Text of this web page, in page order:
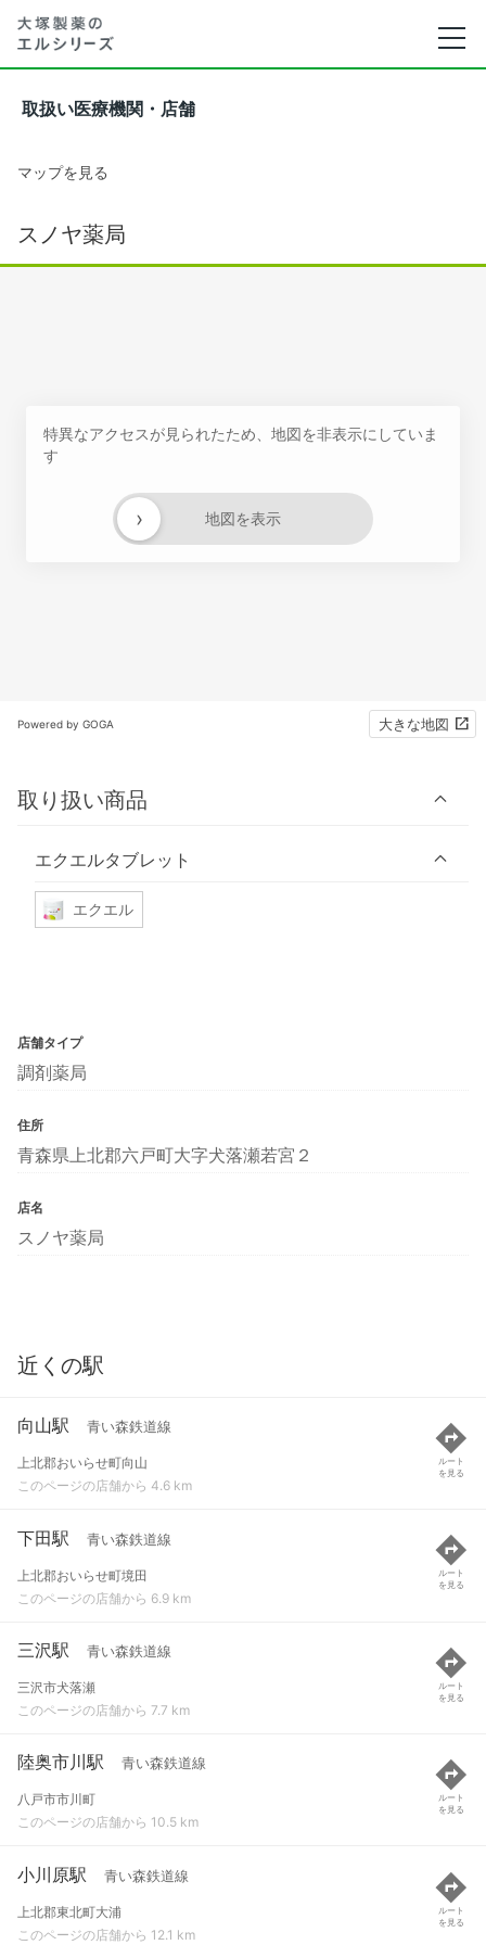
取扱い医療機関・店舗
マップを見る
スノヤ薬局
特異なアクセスが見られたため、地図を非表示にしていま
す
地図を表示
›
Powered by GOGA 大きな地図
取り扱い商品
エクエルタブレット
エクエル
店舗タイプ
調剤薬局
住所
青森県上北郡六戸町大字犬落瀬若宮２
店名
スノヤ薬局
近くの駅
向山駅 青い森鉄道線
上北郡おいらせ町向山
このページの店舗から 4.6 km
ルート
を見る
下田駅 青い森鉄道線
上北郡おいらせ町境田
このページの店舗から 6.9 km
ルート
を見る
三沢駅 青い森鉄道線
三沢市犬落瀬
このページの店舗から 7.7 km
ルート
を見る
陸奥市川駅 青い森鉄道線
八戸市市川町
このページの店舗から 10.5 km
ルート
を見る
小川原駅 青い森鉄道線
上北郡東北町大浦
このページの店舗から 12.1 km
ルート
を見る